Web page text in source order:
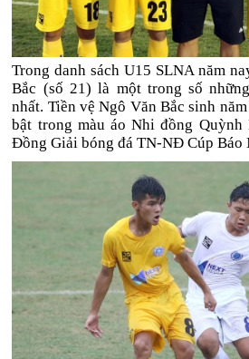
Trong danh sách U15 SLNA năm
Bắc (số 21) là một trong số
nhất. Tiền vệ Ngô Văn Bắc sinh
bật trong màu áo Nhi đồng Quỳnh
Đồng Giải bóng đá TN-NĐ Cúp Báo